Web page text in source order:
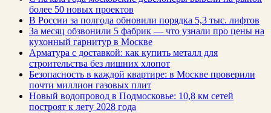
более 50 новых проектов
В России за полгода обновили порядка 5,3 тыс. лифтов
За месяц обзвонили 5 фабрик — что узнали про цены на
кухонный гарнитур в Москве
Арматура с доставкой: как купить металл для
строительства без лишних хлопот
Безопасность в каждой квартире: в Москве проверили
почти миллион газовых плит
Новый водопровод в Подмосковье: 10,8 км сетей
построят к лету 2028 года